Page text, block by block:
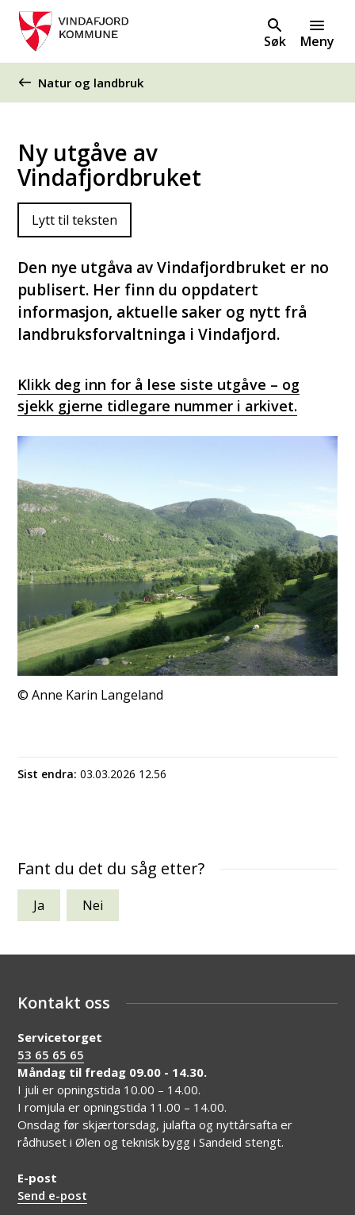
Søk Meny
Du er her:
Natur og landbruk
Ny utgåve av
Vindafjordbruket
Lytt til teksten
Den nye utgåva av Vindafjordbruket er no
publisert. Her finn du oppdatert
informasjon, aktuelle saker og nytt frå
landbruksforvaltninga i Vindafjord.
Klikk deg inn for å lese siste utgåve – og
sjekk gjerne tidlegare nummer i arkivet.
Anne Karin Langeland
Sist endra 03.03.2026 12.56
Fant du det du såg etter?
Ja Nei
Kontakt oss
Servicetorget
53 65 65 65
Måndag til fredag 09.00 - 14.30.
I juli er opningstida 10.00 – 14.00.
I romjula er opningstida 11.00 – 14.00.
Onsdag før skjærtorsdag, julafta og nyttårsafta er
rådhuset i Ølen og teknisk bygg i Sandeid stengt.
E-post
Send e-post